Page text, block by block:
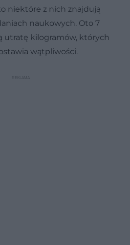
niektóre z nich znajdują
naukowych. Oto 7
utratę kilogramów, których
wątpliwości.